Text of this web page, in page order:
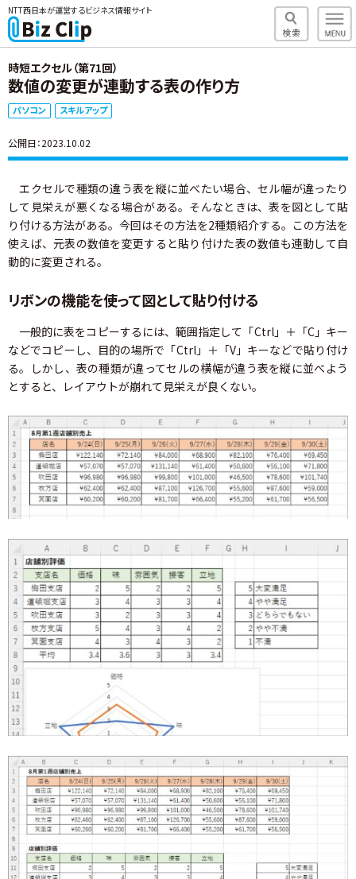
NTT西日本が運営するビジネス情報サイト
時短エクセル（第71回）
数値の変更が連動する表の作り方
パソコン スキルアップ
公開日：2023.10.02
エクセルで種類の違う表を縦に並べたい場合、セル幅が違ったり
して見栄えが悪くなる場合がある。そんなときは、表を図として貼
り付ける方法がある。今回はその方法を2種類紹介する。この方法を
使えば、元表の数値を変更すると貼り付けた表の数値も連動して自
動的に変更される。
リボンの機能を使って図として貼り付ける
一般的に表をコピーするには、範囲指定して「Ctrl」＋「C」キー
などでコピーし、目的の場所で「Ctrl」＋「V」キーなどで貼り付け
る。しかし、表の種類が違ってセルの横幅が違う表を縦に並べよう
とすると、レイアウトが崩れて見栄えが良くない。